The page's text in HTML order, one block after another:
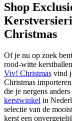
Shop
Christmas
Of je nu op zoek
rood-witte
Viv! Christmas vind
Christmas
die je nergens
kerstwinkel in
selectie van de
kerst een